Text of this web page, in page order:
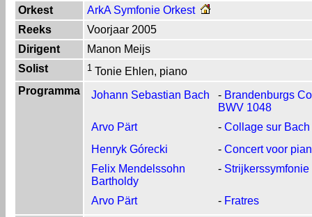
Orkest
ArkA Symfonie Orkest
Reeks
Voorjaar 2005
Dirigent
Manon Meijs
Solist
1 Tonie Ehlen, piano
Programma
Johann Sebastian Bach - Brandenburgs
BWV 1048
Arvo Pärt
- Collage sur Bach
Henryk Górecki
- Concert voor
Felix Mendelssohn
Bartholdy
- Strijkerssymfonie
Arvo Pärt - Fratres